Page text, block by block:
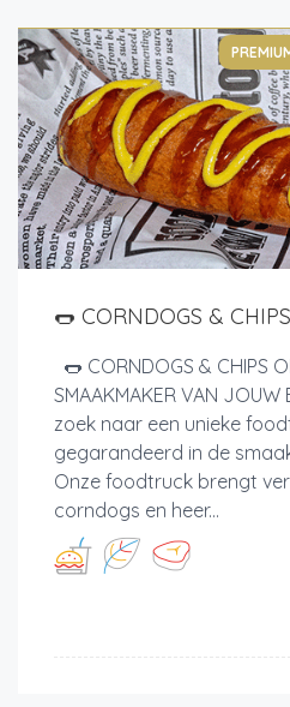
🌭 CORNDOGS &
🌭 CORNDOGS & CHIPS
SMAAKMAKER VAN
zoek naar een unieke
gegarandeerd in de
Onze foodtruck brengt
corndogs en heer...